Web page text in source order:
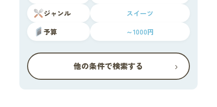
ジャンル
スイーツ
予算
～1000円
他の条件で検索する ›